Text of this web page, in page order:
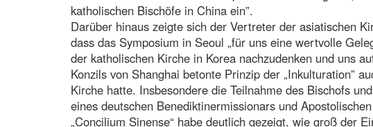
katholischen Bischöfe in China ein”.
Darüber hinaus zeigte sich der Vertreter der asiatischen
dass das Symposium in Seoul „für uns eine wertvolle
der katholischen Kirche in Korea nachzudenken und uns
Konzils von Shanghai betonte Prinzip der „Inkulturation”
Kirche hatte. Insbesondere die Teilnahme des Bischofs
eines deutschen Benediktinermissionars und
„Concilium Sinense“ habe deutlich gezeigt, wie groß der